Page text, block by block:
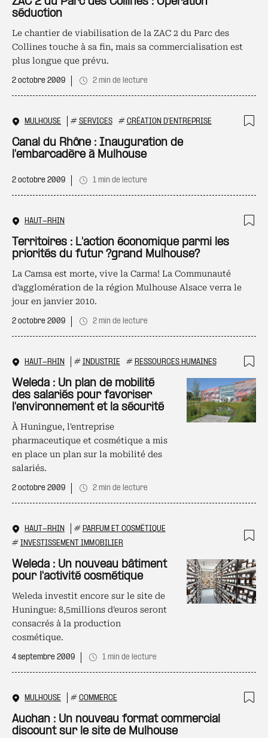
séduction
Le chantier de viabilisation de la ZAC 2 du Parc des
Collines touche à sa fin, mais sa commercialisation est
plus longue que prévu.
2 octobre 2009 2 min de lecture
MULHOUSE # SERVICES # CRÉATION D'ENTREPRISE
Canal du Rhône : Inauguration de
l'embarcadère à Mulhouse
2 octobre 2009 1 min de lecture
HAUT-RHIN
Territoires : L'action économique parmi les
priorités du futur ?grand Mulhouse?
La Camsa est morte, vive la Carma! La Communauté
d'agglomération de la région Mulhouse Alsace verra le
jour en janvier 2010.
2 octobre 2009 2 min de lecture
HAUT-RHIN # INDUSTRIE # RESSOURCES HUMAINES
Weleda : Un plan de mobilité
des salariés pour favoriser
l'environnement et la sécurité
À Huningue, l'entreprise
pharmaceutique et cosmétique a mis
en place un plan sur la mobilité des
salariés.
2 octobre 2009 2 min de lecture
HAUT-RHIN # PARFUM ET COSMÉTIQUE
# INVESTISSEMENT IMMOBILIER
Weleda : Un nouveau bâtiment
pour l'activité cosmétique
Weleda investit encore sur le site de
Huningue: 8,5millions d'euros seront
consacrés à la production
cosmétique.
4 septembre 2009 1 min de lecture
MULHOUSE # COMMERCE
Auchan : Un nouveau format commercial
discount sur le site de Mulhouse